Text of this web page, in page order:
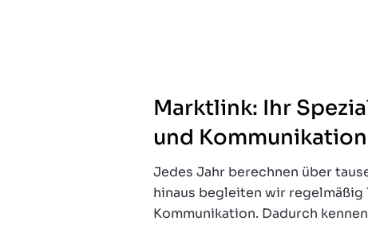
Marktlink: Ihr
und Kommunikation
Jedes Jahr berechnen über
hinaus begleiten wir regelmäßig
Kommunikation. Dadurch